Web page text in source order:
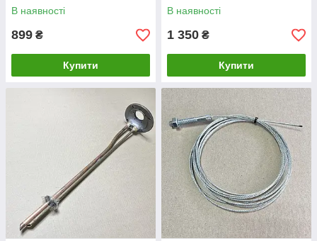
В наявності
899 ₴
Купити
В наявності
1 350 ₴
Купити